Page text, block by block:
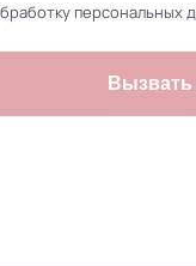
персональных
Вызвать